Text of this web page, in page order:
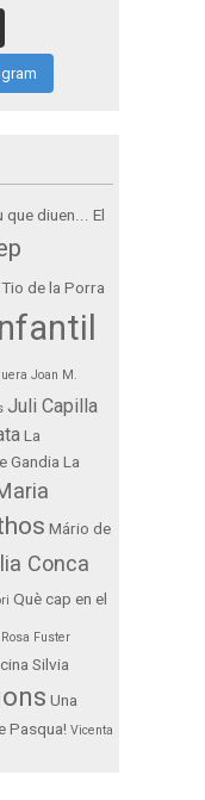
que diuen...
El
Tio de la Porra
Joan M.
Juli Capilla
La
Gandia La
Mário de
Conca
Què cap en el
Rosa Fuster
Silvia
Una
Pasqua! Vicenta